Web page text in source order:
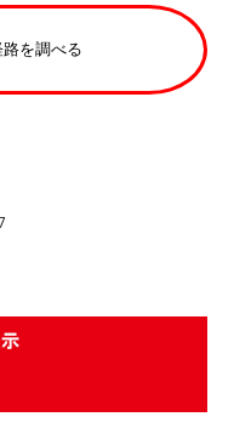
を調べる